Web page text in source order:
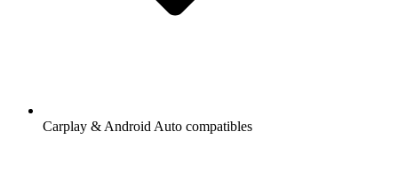
Carplay & Android Auto compatibles